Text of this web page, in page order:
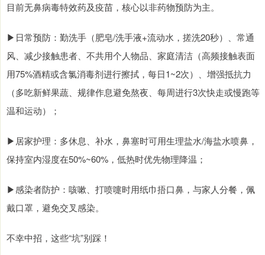
目前无鼻病毒特效药及疫苗，核心以非药物预防为主。
▶日常预防：勤洗手（肥皂/洗手液+流动水，搓洗20秒）、常通
风、减少接触患者、不共用个人物品、家庭清洁（高频接触表面
用75%酒精或含氯消毒剂进行擦拭，每日1~2次）、增强抵抗力
（多吃新鲜果蔬、规律作息避免熬夜、每周进行3次快走或慢跑等
温和运动）；
▶居家护理：多休息、补水，鼻塞时可用生理盐水/海盐水喷鼻，
保持室内湿度在50%~60%，低热时优先物理降温；
▶感染者防护：咳嗽、打喷嚏时用纸巾捂口鼻，与家人分餐，佩
戴口罩，避免交叉感染。
不幸中招，这些“坑”别踩！